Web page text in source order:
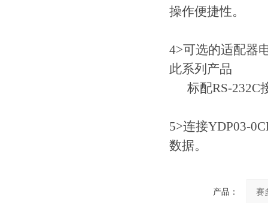
操作便捷性。
4>可选的适配器
此系列产品
标配RS-232C
5>连接YDP03-
数据。
产品：